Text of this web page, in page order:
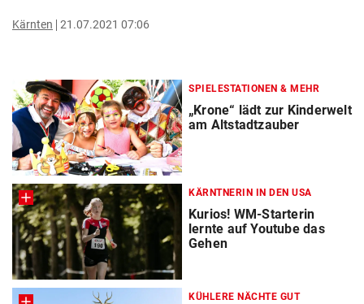
Kärnten 21.07.2021 07:06
SPIELESTATIONEN & MEHR
„Krone“ lädt zur Kinderwelt
am Altstadtzauber
KÄRNTNERIN IN DEN USA
Kurios! WM-Starterin
lernte auf Youtube das
Gehen
KÜHLERE NÄCHTE GUT